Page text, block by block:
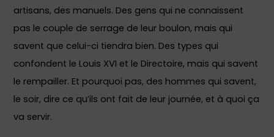
artisans, des manuels. Des gens qui ne connaissent
pas le couple de serrage de leur boulon, mais qui
savent que celui-ci tiendra bien. Des types qui
confondent le Louis XVI et le Directoire, mais qui savent
le rempailler. Et pourquoi pas, des hommes qui savent,
le soir, dire ce qu’ils ont fait de leur journée, et à quoi ça
va servir.